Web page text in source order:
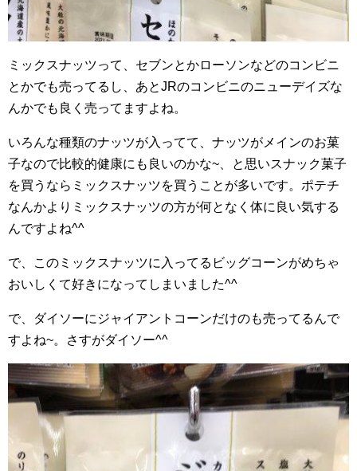
ミックスナッツって、セブンとかローソンなどのコンビニ
とかでも売ってるし、あとJRのコンビニのニューデイズな
んかでも良く売ってますよね。
いろんな種類のナッツが入ってて、ナッツがメインのお菓
子なので比較的健康にも良いのかな~、と思いスナック菓子
を買うならミックスナッツを買うことが多いです。ポテチ
なんかよりミックスナッツの方が何となく体に良い気する
んですよね^^
で、このミックスナッツに入ってるビッグコーンがめちゃ
おいしくて好きになってしまいました^^
で、ダイソーにジャイアントコーンだけのも売ってるんで
すよね~。さすがダイソー^^